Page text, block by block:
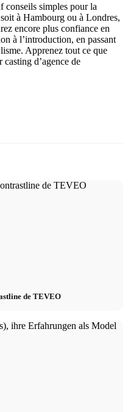
conseils simples pour la
à Hambourg ou à Londres,
encore plus confiance en
à l’introduction, en passant
Apprenez tout ce que
d’agence de
de TEVEO